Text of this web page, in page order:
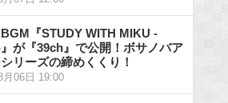
『STUDY WITH MIKU -
が『39ch』で公開！ボサノバア
リーズの締めくくり！
月06日 19:00